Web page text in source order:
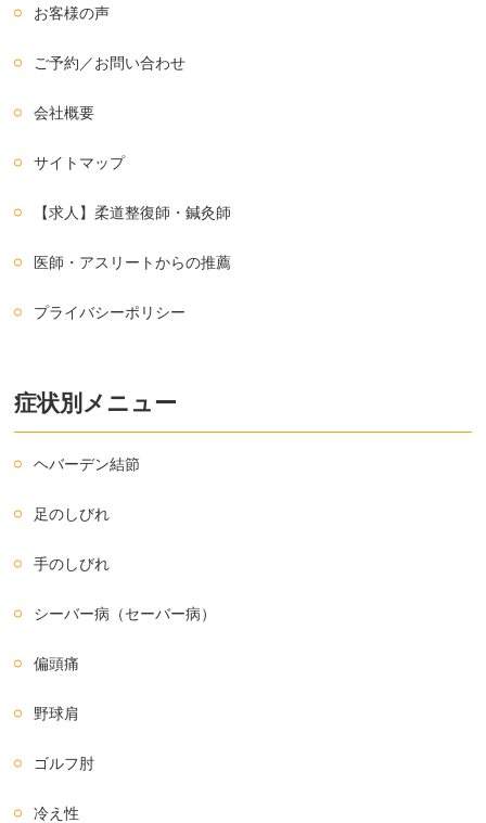
お客様の声
ご予約／お問い合わせ
会社概要
サイトマップ
【求人】柔道整復師・鍼灸師
医師・アスリートからの推薦
プライバシーポリシー
症状別メニュー
ヘバーデン結節
足のしびれ
手のしびれ
シーバー病（セーバー病）
偏頭痛
野球肩
ゴルフ肘
冷え性